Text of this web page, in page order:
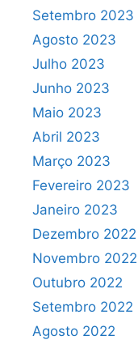
Setembro 2023
Agosto 2023
Julho 2023
Junho 2023
Maio 2023
Abril 2023
Março 2023
Fevereiro 2023
Janeiro 2023
Dezembro 2022
Novembro 2022
Outubro 2022
Setembro 2022
Agosto 2022